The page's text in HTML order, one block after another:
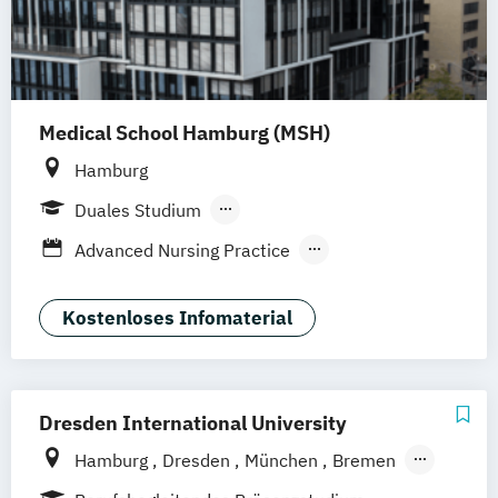
Sport- und Bewegungstherapie
Sport- und Schmerztherapie
Training und Coaching im Fußball
Medical School Hamburg (MSH)
Hamburg
Duales Studium
Berufsbegleitendes Präsenzstudium
Advanced Nursing Practice
Digital Health Management
Ergotherapie
Gesundheits- und Pflegepädagogik
Medical and Health Education
Medizinpädagogik
Neurorehabilitation
Kostenloses Infomaterial
Dresden International University
Hamburg Dresden München
Bremen
Berlin
Leipzig Nürnberg
Köln